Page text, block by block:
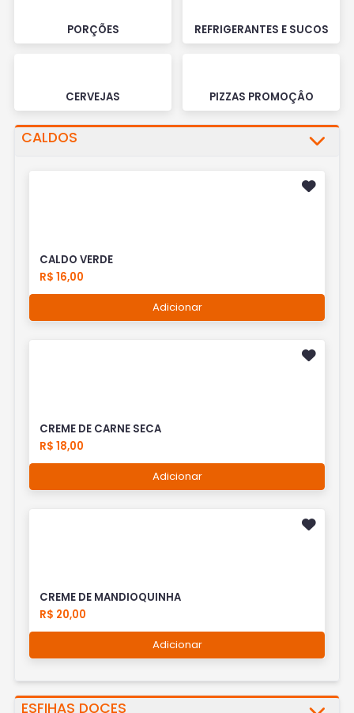
PORÇÕES REFRIGERANTES E SUCOS
CERVEJAS PIZZAS PROMOÇÂO
CALDOS
CALDO VERDE
R$ 16,00
Adicionar
CREME DE CARNE SECA
R$ 18,00
Adicionar
CREME DE MANDIOQUINHA
R$ 20,00
Adicionar
ESFIHAS DOCES